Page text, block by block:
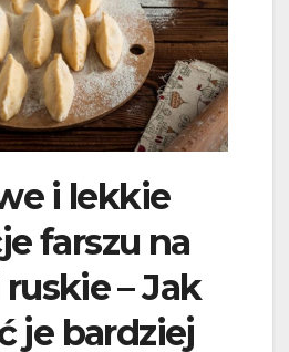
i lekkie
farszu na
– Jak
je bardziej